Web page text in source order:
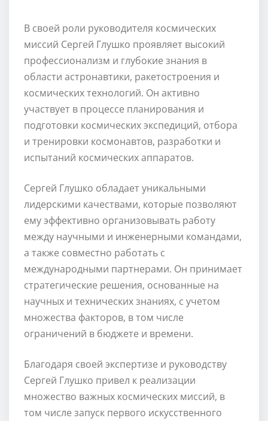
В своей роли руководителя космических
миссий Сергей Глушко проявляет высокий
профессионализм и глубокие знания в
области астронавтики, ракетостроения и
космических технологий. Он активно
участвует в процессе планирования и
подготовки космических экспедиций, отбора
и тренировки космонавтов, разработки и
испытаний космических аппаратов.
Сергей Глушко обладает уникальными
лидерскими качествами, которые позволяют
ему эффективно организовывать работу
между научными и инженерными командами,
а также совместно работать с
международными партнерами. Он принимает
стратегические решения, основанные на
научных и технических знаниях, с учетом
множества факторов, в том числе
ограничений в бюджете и времени.
Благодаря своей экспертизе и руководству
Сергей Глушко привел к реализации
множество важных космических миссий, в
том числе запуск первого искусственного